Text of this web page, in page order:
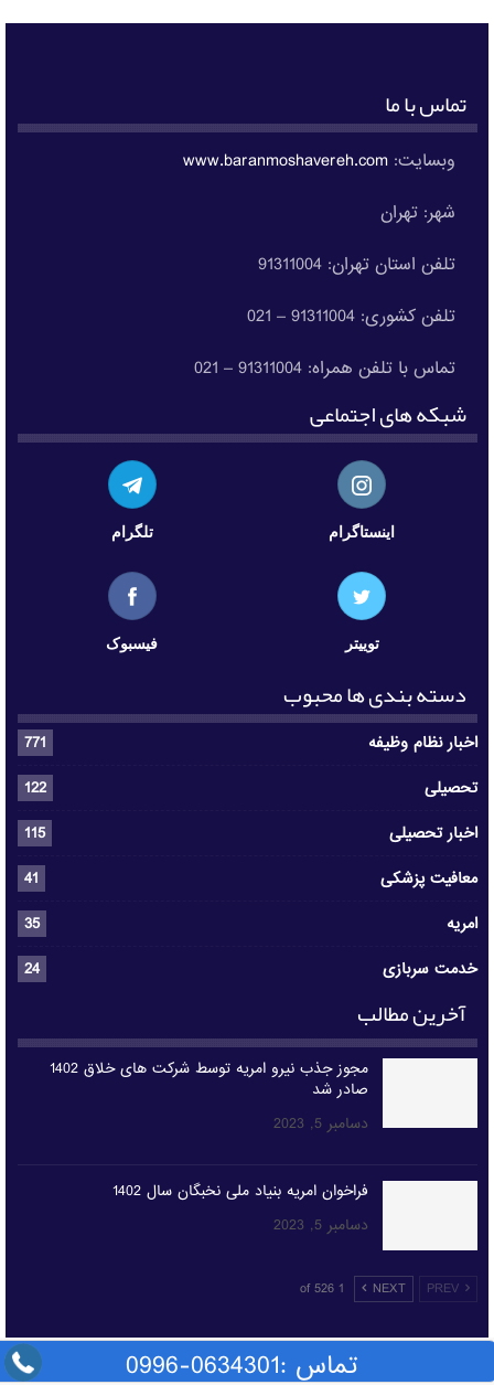
تماس :0634301-0996
تماس با ما
وبسایت:www.baranmoshavereh.com
شهر: تهران
تلفن استان تهران: 91311004
تلفن کشوری: 91311004 – 021
تماس با تلفن همراه: 91311004 – 021
شبکه های اجتماعی
اینستاگرام تلگرام
توییتر فیسبوک
دسته بندی ها محبوب
اخبار نظام وظیفه
771
تحصیلی
122
اخبار تحصیلی
115
معافیت پزشکی
41
امریه
35
خدمت سربازی
24
آخرین مطالب
مجوز جذب نیرو امریه توسط شرکت های خلاق 1402
صادر شد
دسامبر 5, 2023
فراخوان امریه بنیاد ملی نخبگان سال 1402
دسامبر 5, 2023
PREV
NEXT
1 of 526